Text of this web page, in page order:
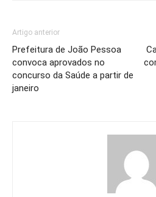
Artigo anterior
Prefeitura de João Pessoa
convoca aprovados no
concurso da Saúde a partir de
janeiro